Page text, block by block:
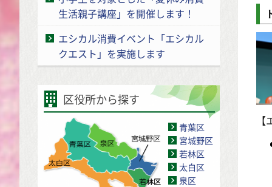
生活親子講座」を開催します！
エシカル消費イベント「エシカル
クエスト」を実施します
区役所から探す
青葉区
宮城野区
若林区
太白区
泉区